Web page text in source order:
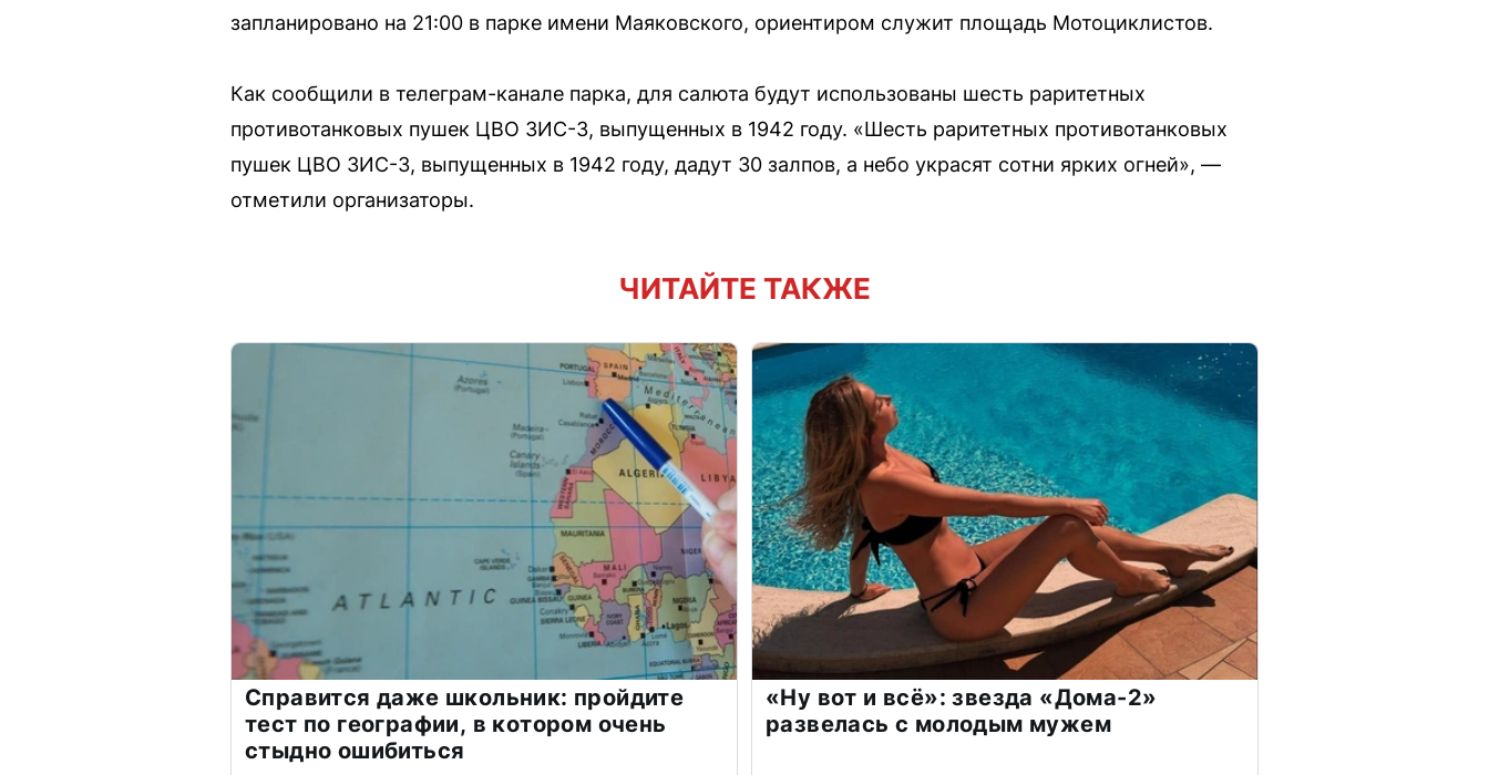
запланировано на 21:00 в парке имени Маяковского, ориентиром служит площадь Мотоциклистов.
Как сообщили в телеграм-канале парка, для салюта будут использованы шесть раритетных
противотанковых пушек ЦВО ЗИС-3, выпущенных в 1942 году. «Шесть раритетных противотанковых
пушек ЦВО ЗИС-3, выпущенных в 1942 году, дадут 30 залпов, а небо украсят сотни ярких огней», —
отметили организаторы.
ЧИТАЙТЕ ТАКЖЕ
Справится даже школьник: пройдите
тест по географии, в котором очень
стыдно ошибиться
«Ну вот и всё»: звезда «Дома-2»
развелась с молодым мужем